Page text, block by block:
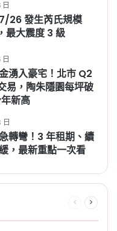
7/26 發生芮氏規模
最大震度 3 級
湧入豪宅！北市 Q2
易，陶朱隱園每坪破
新高
轉彎！3 年租期、續
，最新重點一次看
Previous
Next